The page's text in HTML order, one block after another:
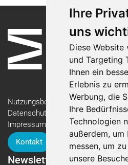
Ihre
uns
Diese
und Targeting
Ihnen ein
Erlebnis zu
Werbung, die
Ihre
Technologien
außerdem, um
messen, um
unsere
Nutzungsbedingungen
Datenschutzerklärung
Impressum
Kontakt
Newsletter